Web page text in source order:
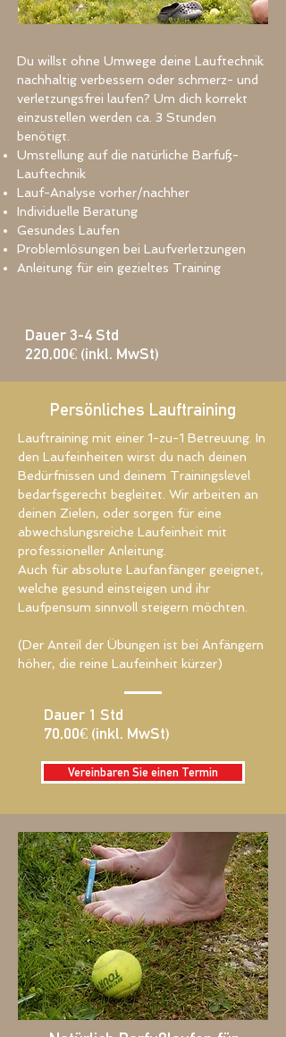
Du willst ohne Umwege deine Lauftechnik
nachhaltig verbessern oder schmerz- und
verletzungsfrei laufen? Um dich korrekt
einzustellen werden ca. 3 Stunden
benötigt.
Umstellung auf die natürliche Barfuß-
Lauftechnik
Lauf-Analyse vorher/nachher
Individuelle Beratung
Gesundes Laufen
Problemlösungen bei Laufverletzungen
Anleitung für ein gezieltes Training
Dauer 3-4 Std
220,00€ (inkl. MwSt)
Persönliches Lauftraining
Lauftraining mit einer 1-zu-1 Betreuung. In
den Laufeinheiten wirst du nach deinen
Bedürfnissen und deinem Trainingslevel
bedarfsgerecht begleitet. Wir arbeiten an
deinen Zielen, oder sorgen für eine
abwechslungsreiche Laufeinheit mit
professioneller Anleitung.
Auch für absolute Laufanfänger geeignet,
welche gesund einsteigen und ihr
Laufpensum sinnvoll steigern möchten.
(Der Anteil der Übungen ist bei Anfängern
höher, die reine Laufeinheit kürzer)
Dauer 1 Std
70,00€ (inkl. MwSt)
Vereinbaren Sie einen Termin